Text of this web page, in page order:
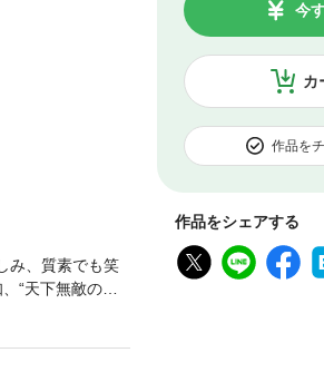
カ
今
作品を
作品をシェアする
み、質素でも笑
“天下無敵のフ